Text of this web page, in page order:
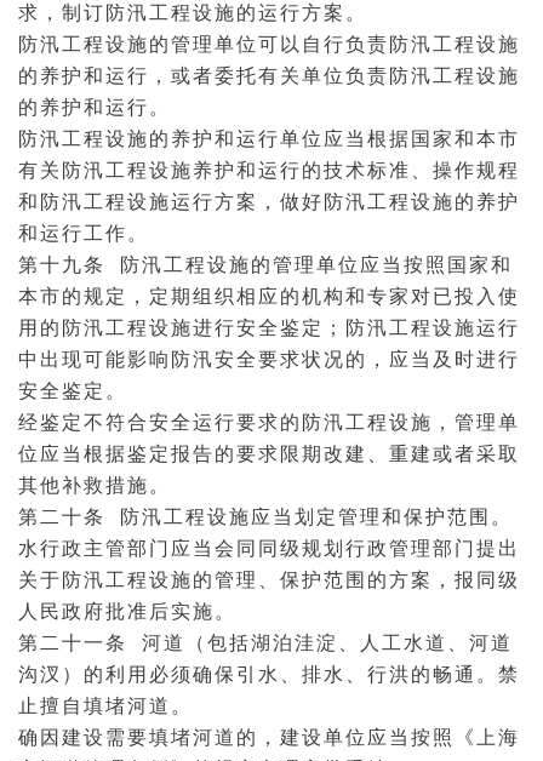
求，制订防汛工程设施的运行方案。
防汛工程设施的管理单位可以自行负责防汛工程设施
的养护和运行，或者委托有关单位负责防汛工程设施
的养护和运行。
防汛工程设施的养护和运行单位应当根据国家和本市
有关防汛工程设施养护和运行的技术标准、操作规程
和防汛工程设施运行方案，做好防汛工程设施的养护
和运行工作。
第十九条 防汛工程设施的管理单位应当按照国家和
本市的规定，定期组织相应的机构和专家对已投入使
用的防汛工程设施进行安全鉴定；防汛工程设施运行
中出现可能影响防汛安全要求状况的，应当及时进行
安全鉴定。
经鉴定不符合安全运行要求的防汛工程设施，管理单
位应当根据鉴定报告的要求限期改建、重建或者采取
其他补救措施。
第二十条 防汛工程设施应当划定管理和保护范围。
水行政主管部门应当会同同级规划行政管理部门提出
关于防汛工程设施的管理、保护范围的方案，报同级
人民政府批准后实施。
第二十一条 河道（包括湖泊洼淀、人工水道、河道
沟汊）的利用必须确保引水、排水、行洪的畅通。禁
止擅自填堵河道。
确因建设需要填堵河道的，建设单位应当按照《上海